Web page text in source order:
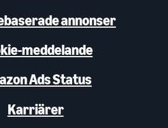
annonser
meddelande
Ads Status
Karriärer